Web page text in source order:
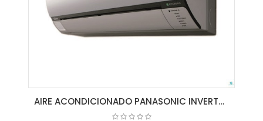
AIRE ACONDICIONADO PANASONIC INVERTER CS-S18RKV -18,000 BTU